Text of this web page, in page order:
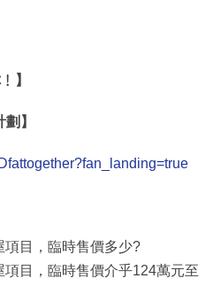
】
】
項目，臨時售價多少?
目，臨時售價介乎124萬元至